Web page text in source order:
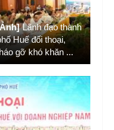
Lãnh đạo thành
Huế đối thoại,
gỡ khó khăn ...